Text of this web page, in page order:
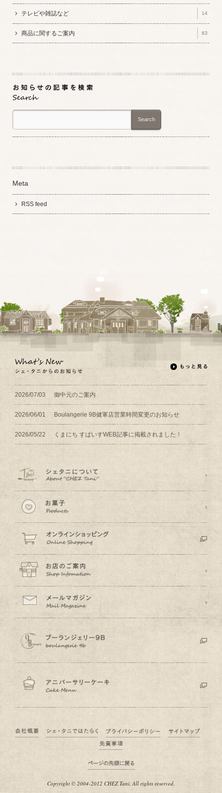
テレビや雑誌など 14
商品に関するご案内 83
Search
Meta
RSS feed
2026/07/03 御中元のご案内
2026/06/01 Boulangerie 9B健軍店営業時間変更のお知らせ
2026/05/22 くまにち すぱいすWEB記事に掲載されました！
Copyright © 2004-2012 CHEZ Tani. All rights reserved.